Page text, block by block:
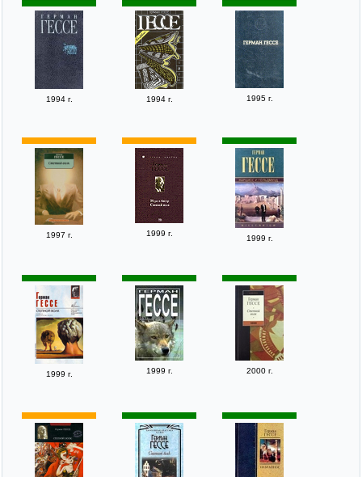
1994 г. 1994 г. 1995 г.
1997 г. 1999 г.
1999 г.
1999 г. 1999 г. 2000 г.